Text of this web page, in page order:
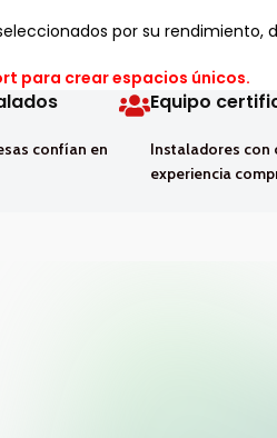
por su rendimiento,
para crear espacios únicos.
confían en
Equipo
Instaladores con
experiencia